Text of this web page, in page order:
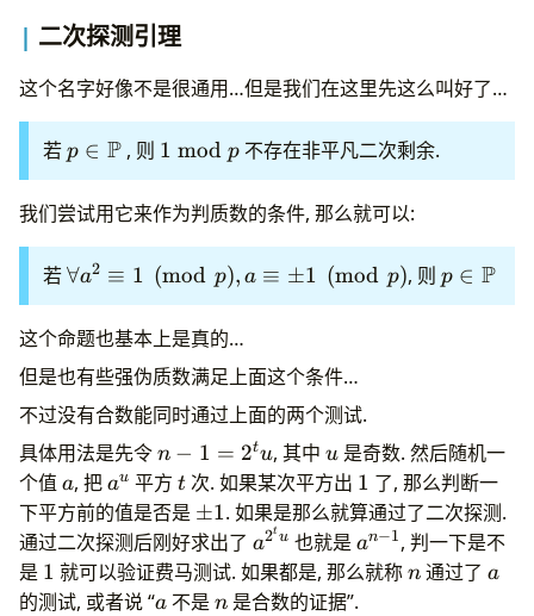
二次探测引理
这个名字好像不是很通用…但是我们在这里先这么叫好了…
若p\in
\mathbb
P
p ∈ P, 则 1\bmod
p
1 mod p 不存在非平凡二次剩余.
我们尝试用它来作为判质数的条件, 那么就可以:
若\forall
a^2
\equiv
1
\pmod
p,
a\equiv
\pm1
\pmod
p
∀a2 ≡ 1 (mod p), a ≡ ±1 (mod p), 则 p \in
\mathbb
p ∈ P
这个命题也基本上是真的…
但是也有些强伪质数满足上面这个条件…
不过没有合数能同时通过上面的两个测试.
具体用法是先令n-
1=2^tu
n − 1 = 2tu, 其中u
u 是奇数. 然后随机一
个值 a
a, 把a^u
au 平方 t
t 次. 如果某次平方出 1
1 了, 那么判断一
下平方前的值是否是 \pm
1
±1. 如果是那么就算通过了二次探测.
通过二次探测后刚好求出了 a^{2^tu}
a2t u 也就是 a^{n-
1}
an−1, 判一下是不
是 1
1 就可以验证费马测试. 如果都是, 那么就称n
n 通过了 a
a
的测试, 或者说 “a
a 不是 n
n 是合数的证据”.